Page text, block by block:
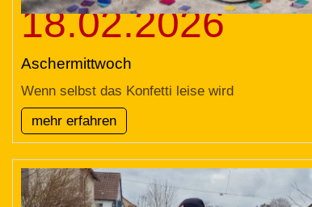
18.02.2026
Aschermittwoch
Wenn selbst das Konfetti leise wird
mehr erfahren